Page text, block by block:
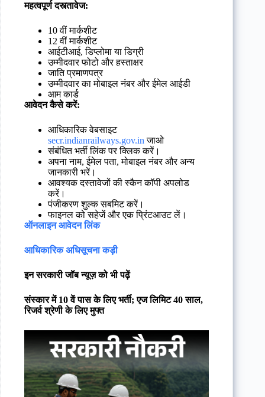
महत्वपूर्ण दस्त्तावेज:
10 वीं मार्कशीट
12 वीं मार्कशीट
आईटीआई, डिप्लोमा या डिग्री
उम्मीदवार फोटो और हस्ताक्षर
जाति प्रमाणपत्र
उम्मीदवार का मोबाइल नंबर और ईमेल आईडी
आम कार्ड
आवेदन कैसे करें:
आधिकारिक वेबसाइट
secr.indianrailways.gov.in जाओ
संबंधित भर्ती लिंक पर क्लिक करें।
अपना नाम, ईमेल पता, मोबाइल नंबर और अन्य
जानकारी भरें।
आवश्यक दस्तावेजों की स्कैन कॉपी अपलोड
करें।
पंजीकरण शुल्क सबमिट करें।
फाइनल को सहेजें और एक प्रिंटआउट लें।
ऑनलाइन आवेदन लिंक
आधिकारिक अधिसूचना कड़ी
इन सरकारी जॉब न्यूज़ को भी पढ़ें
संस्कार में 10 वें पास के लिए भर्ती; एज लिमिट 40 साल,
रिजर्व श्रेणी के लिए मुफ्त